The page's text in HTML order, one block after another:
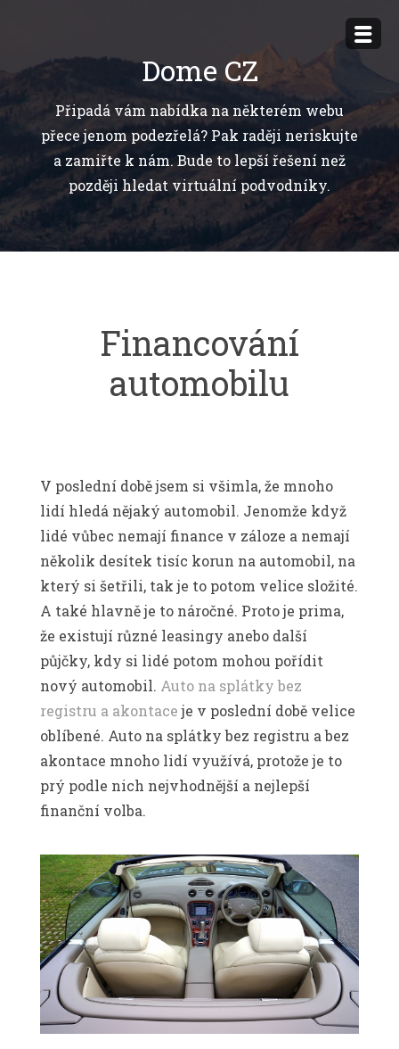
obsahu
Dome CZ
Připadá vám nabídka na některém webu
přece jenom podezřelá? Pak raději neriskujte
a zamiřte k nám. Bude to lepší řešení než
později hledat virtuální podvodníky.
Financování
automobilu
V poslední době jsem si všimla, že mnoho
lidí hledá nějaký automobil. Jenomže když
lidé vůbec nemají finance v záloze a nemají
několik desítek tisíc korun na automobil, na
který si šetřili, tak je to potom velice složité.
A také hlavně je to náročné. Proto je prima,
že existují různé leasingy anebo další
půjčky, kdy si lidé potom mohou pořídit
nový automobil. Auto na splátky bez
registru a akontaceje v poslední době velice
oblíbené. Auto na splátky bez registru a bez
akontace mnoho lidí využívá, protože je to
prý podle nich nejvhodnější a nejlepší
finanční volba.